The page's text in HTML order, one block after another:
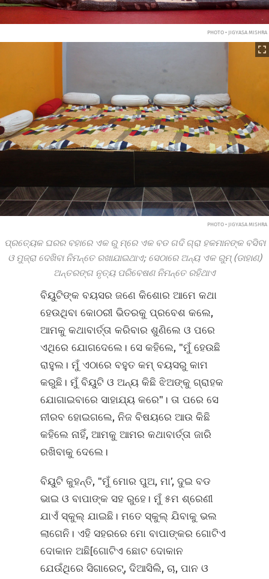
PHOTO • JIGYASA MISHRA
PHOTO • JIGYASA MISHRA
ପ୍ରତ୍ୟେକ ଘରର ବହାରେ ଏକ ରୁ ମ୍‌ରେ ଏକ ବଡ ଗଦି ଗ୍ରା ହକମାନଙ୍କ ବସିବା
ଓ ମୁଜ୍‍ରା ଦେଖିବା ନିମନ୍ତେ ରଖାଯାଇଥାଏ; ସେଠାରେ ଅନ୍ୟ ଏକ ରୁମ୍‍ (ଡାହାଣ)
ଅନ୍ତରଙ୍ଗ ନୃତ୍ୟ ପରିବେଷଣ ନିମନ୍ତେ ରହିଥାଏ
ବିୟୁଟିଙ୍କ ବୟସର ଜଣେ କିଶୋର ଆମେ କଥା
ହେଉଥିବା କୋଠରୀ ଭିତରକୁ ପ୍ରବେଶ କଲେ,
ଆମକୁ କଥାବାର୍ତ୍ତା କରିବାର ଶୁଣିଲେ ଓ ପରେ
ଏଥିରେ ଯୋଗଦେଲେ। ସେ କହିଲେ, "ମୁଁ ହେଉଛି
ରାହୁଲ। ମୁଁ ଏଠାରେ ବହୁତ କମ୍‍ ବୟସରୁ କାମ
କରୁଛି। ମୁଁ ବିୟୁଟି ଓ ଅନ୍ୟ କିଛି ଝିଅଙ୍କୁ ଗ୍ରାହକ
ଯୋଗାଇବାରେ ସାହାଯ୍ୟ କରେ"। ତା ପରେ ସେ
ନୀରବ ହୋଇଗଲେ, ନିଜ ବିଷୟରେ ଆଉ କିଛି
କହିଲେ ନାହିଁ, ଆମକୁ ଆମର କଥାବାର୍ତ୍ତା ଜାରି
ରଖିବାକୁ ଦେଲେ।
ବିୟୁଟି କୁହନ୍ତି, "ମୁଁ ମୋର ପୁଅ, ମା’, ଦୁଇ ବଡ
ଭାଇ ଓ ବାପାଙ୍କ ସହ ରୁହେ। ମୁଁ ୫ମ ଶ୍ରେଣୀ
ଯାଏଁ ସ୍କୁଲ୍‍ ଯାଇଛି। ମତେ ସ୍କୁଲ୍‍ ଯିବାକୁ ଭଲ
ଲାଗେନି। ଏହି ସହରରେ ମୋ ବାପାଙ୍କର ଗୋଟିଏ
ଦୋକାନ ଅଛି[ଗୋଟିଏ ଛୋଟ ଦୋକାନ
ଯେଉଁଥିରେ ସିଗାରେଟ୍‍, ଦିଆସିଲି, ଚା, ପାନ ଓ